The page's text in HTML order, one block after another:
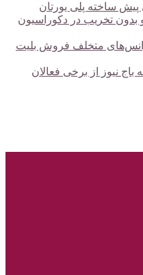
پیش ساخته پلی یورتان
تخریب در دکوراسیون
آژانس‌های متخلف فروش بلیت
باج نیوز از برخی فعالان